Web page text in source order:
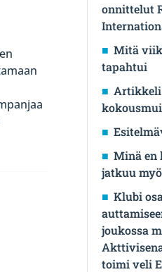
onnittelut
Mitä
tapahtui
Minä en
jatkuu
Klubi
joukossa
toimi veli